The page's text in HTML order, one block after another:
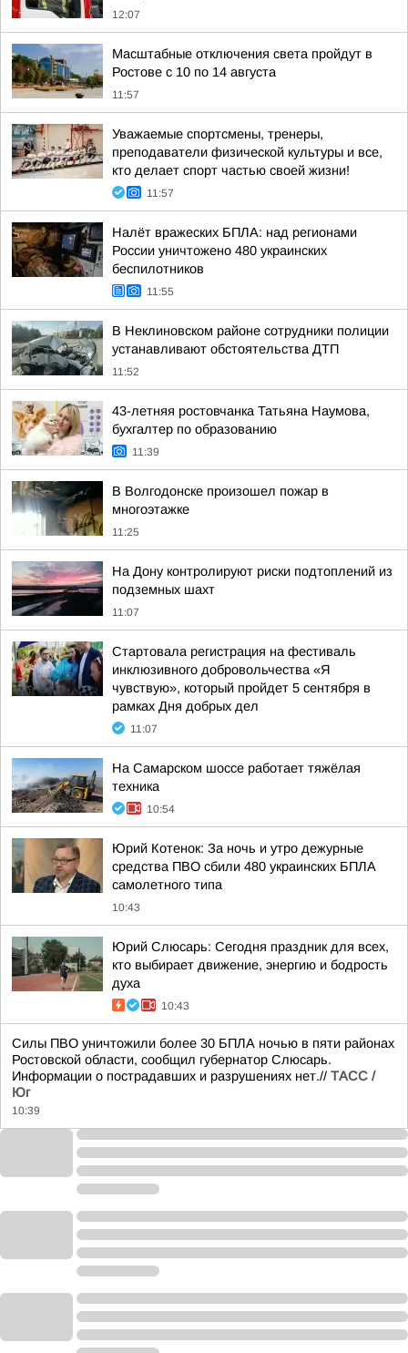
12:07
Масштабные отключения света пройдут в
Ростове с 10 по 14 августа
11:57
Уважаемые спортсмены, тренеры,
преподаватели физической культуры и все,
кто делает спорт частью своей жизни!
11:57
Налёт вражеских БПЛА: над регионами
России уничтожено 480 украинских
беспилотников
11:55
В Неклиновском районе сотрудники полиции
устанавливают обстоятельства ДТП
11:52
43-летняя ростовчанка Татьяна Наумова,
бухгалтер по образованию
11:39
В Волгодонске произошел пожар в
многоэтажке
11:25
На Дону контролируют риски подтоплений из
подземных шахт
11:07
Стартовала регистрация на фестиваль
инклюзивного добровольчества «Я
чувствую», который пройдет 5 сентября в
рамках Дня добрых дел
11:07
На Самарском шоссе работает тяжёлая
техника
10:54
Юрий Котенок: За ночь и утро дежурные
средства ПВО сбили 480 украинских БПЛА
самолетного типа
10:43
Юрий Слюсарь: Сегодня праздник для всех,
кто выбирает движение, энергию и бодрость
духа
10:43
Силы ПВО уничтожили более 30 БПЛА ночью в пяти районах
Ростовской области, сообщил губернатор Слюсарь.
Информации о пострадавших и разрушениях нет.// ТАСС /
Юг
10:39